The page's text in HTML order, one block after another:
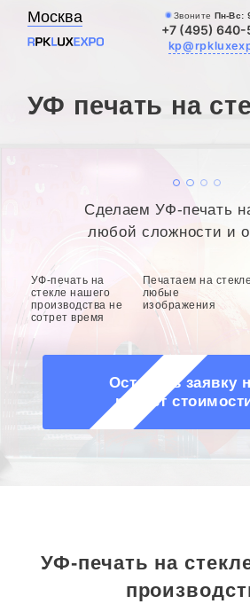
Москва Звоните Пн-Вс:
+7 (495)
КАТАЛОГ
НАШИ РАБОТЫ
БЛОГ
О КОМПАНИИ
УФ печать на
Сделаем УФ-печать
любой сложности и
УФ-печать на
стекле нашего
производства не
сотрет время
Печатаем на стекле
любые
изображения
Оставить заявку
расчет
УФ-печать на